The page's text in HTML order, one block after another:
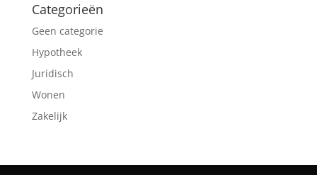
Categorieën
Geen categorie
Hypotheek
Juridisch
Wonen
Zakelijk